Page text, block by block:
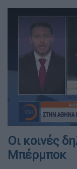
Οι κοινές
Μπέρμποκ